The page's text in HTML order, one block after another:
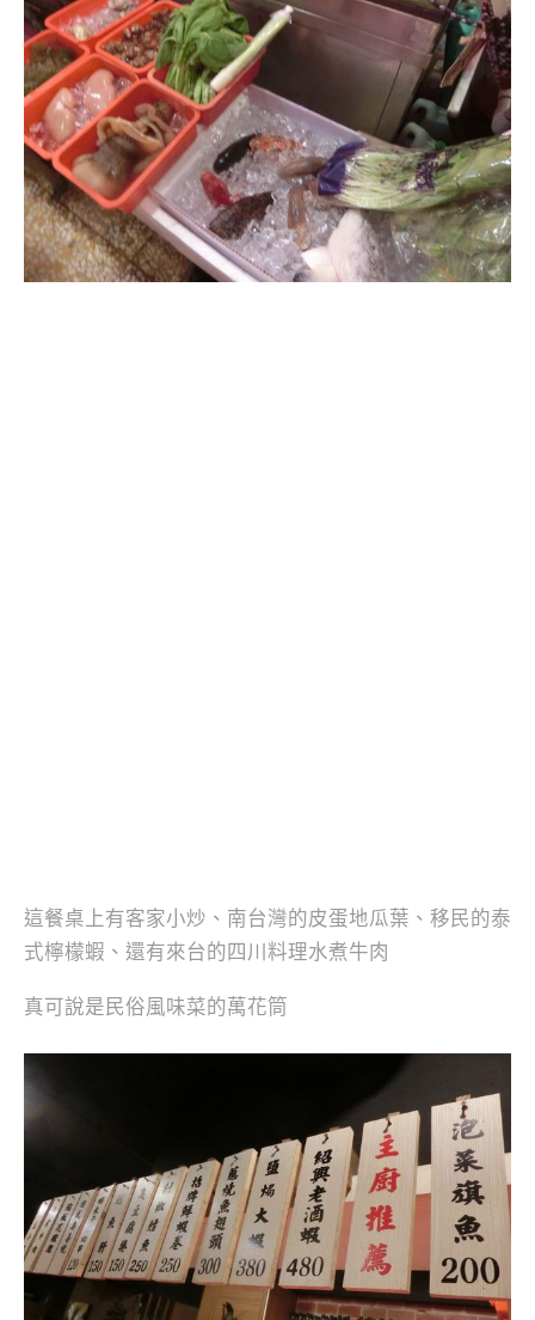
這餐桌上有客家小炒、南台灣的皮蛋地瓜葉、移民的泰
式檸檬蝦、還有來台的四川料理水煮牛肉
真可說是民俗風味菜的萬花筒